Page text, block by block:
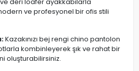
deri loafer ayakkabılarla
ve profesyonel bir ofis stili
Kazakınızı bej rengi chino pantolon
kombinleyerek şık ve rahat bir
oluşturabilirsiniz.